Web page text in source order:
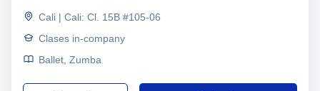
Cali | Cali: Cl. 15B #105-06
Clases in-company
Ballet, Zumba